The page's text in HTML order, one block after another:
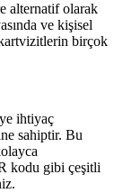
alternatif olarak
ve kişisel
birçok
ihtiyaç
sahiptir. Bu
kodu gibi çeşitli